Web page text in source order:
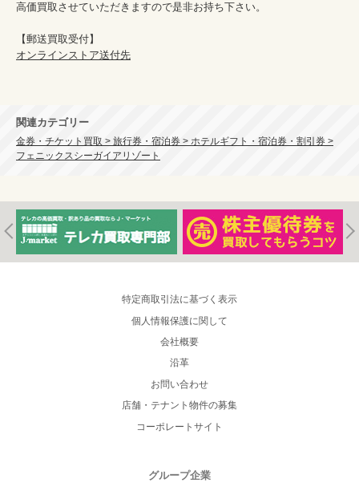
高価買取させていただきますので是非お持ち下さい。
オンラインストア送付先
関連カテゴリー
金券・チケット買取 > 旅行券・宿泊券 > ホテルギフト・宿泊券・割引券 >
フェニックスシーガイアリゾート
特定商取引法に基づく表示
個人情報保護に関して
会社概要
沿革
お問い合わせ
店舗・テナント物件の募集
コーポレートサイト
グループ企業